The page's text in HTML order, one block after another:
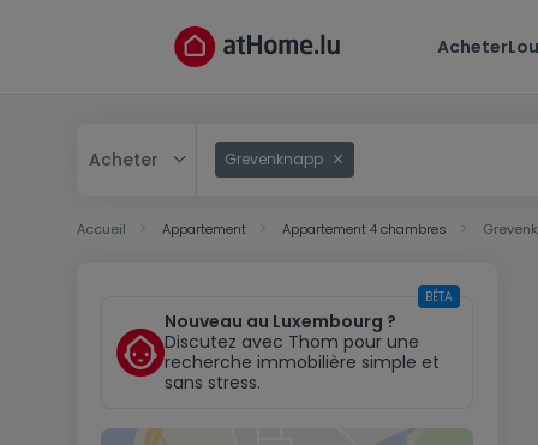
Acheter
Acheter Grevenknapp
Accueil Appartement Appartement 4 chambres
Nouveau au Luxembourg ?
Discutez avec Thom pour une
recherche immobilière simple et
sans stress.
BÊTA